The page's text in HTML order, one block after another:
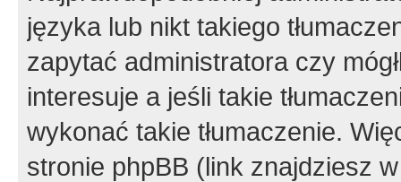
języka lub nikt takiego
zapytać administratora czy
interesuje a jeśli takie
wykonać takie tłumaczenie.
stronie phpBB (link znajdziesz